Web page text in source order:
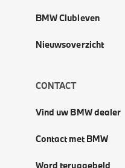
BMW Clubleven
Nieuwsoverzicht
CONTACT
Vind uw BMW dealer
Contact met BMW
Word teruggebeld